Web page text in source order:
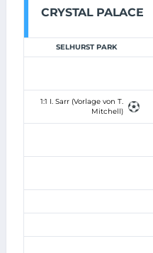
CRYSTAL PALACE
SELHURST PARK
1:1 I. Sarr (Vorlage von T.
Mitchell)